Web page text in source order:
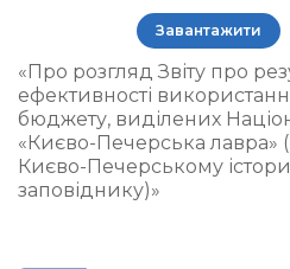
Завантажити
«Про розгляд Звіту про
ефективності
бюджету, виділених
«Києво-Печерська лавра»
Києво-Печерському
заповіднику)»